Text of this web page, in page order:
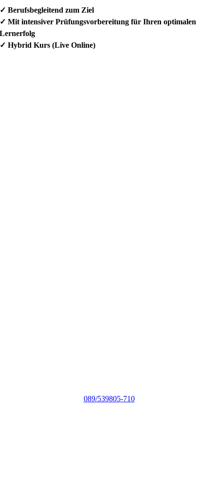
✓ Berufsbegleitend zum Ziel
✓ Mit intensiver Prüfungsvorbereitung für Ihren optimalen
Lernerfolg
✓ Hybrid Kurs (Live Online)
089/539805-710